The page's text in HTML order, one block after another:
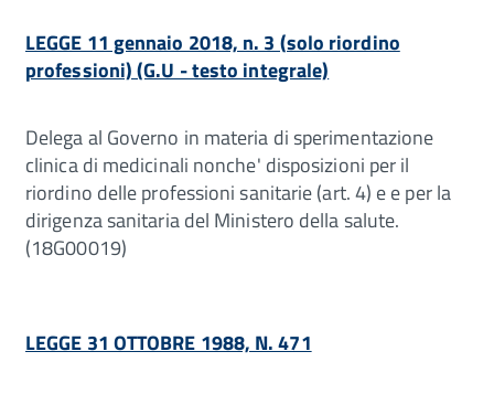
LEGGE 11 gennaio 2018, n. 3 (solo riordino
professioni) (G.U - testo integrale)
Delega al Governo in materia di sperimentazione
clinica di medicinali nonche' disposizioni per il
riordino delle professioni sanitarie (art. 4) e e per la
dirigenza sanitaria del Ministero della salute.
(18G00019)
LEGGE 31 OTTOBRE 1988, N. 471